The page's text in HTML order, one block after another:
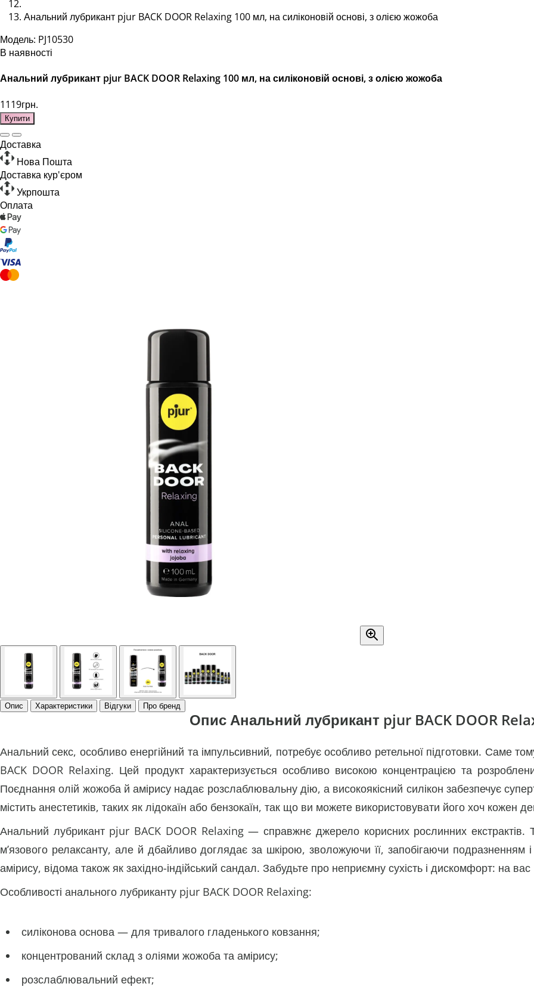
Анальний лубрикант pjur BACK DOOR Relaxing 100 мл, на силіконовій основі, з олією жожоба
Модель: PJ10530
В наявності
Анальний лубрикант pjur BACK DOOR Relaxing 100 мл, на силіконовій основі, з олією жожоба
1119грн.
Купити
Доставка
Нова Пошта
Доставка кур'єром
Укрпошта
Оплата
Опис Характеристики Відгуки Про бренд
Опис Анальний лубрикант pjur BACK DOOR
Анальний секс, особливо енергійний та імпульсивний, потребує особливо ретельної підготовки. Саме
BACK DOOR Relaxing. Цей продукт характеризується особливо високою концентрацією та
Поєднання олій жожоба й амірису надає розслаблювальну дію, а високоякісний силікон забезпечує
містить анестетиків, таких як лідокаїн або бензокаїн, так що ви можете використовувати його хоч кожен
Анальний лубрикант pjur BACK DOOR Relaxing — справжнє джерело корисних рослинних екстрактів.
м’язового релаксанту, але й дбайливо доглядає за шкірою, зволожуючи її, запобігаючи
амірису, відома також як західно-індійський сандал. Забудьте про неприємну сухість і дискомфорт: на
Особливості анального лубриканту pjur BACK DOOR Relaxing:
силіконова основа — для тривалого гладенького ковзання;
концентрований склад з оліями жожоба та амірису;
розслаблювальний ефект;